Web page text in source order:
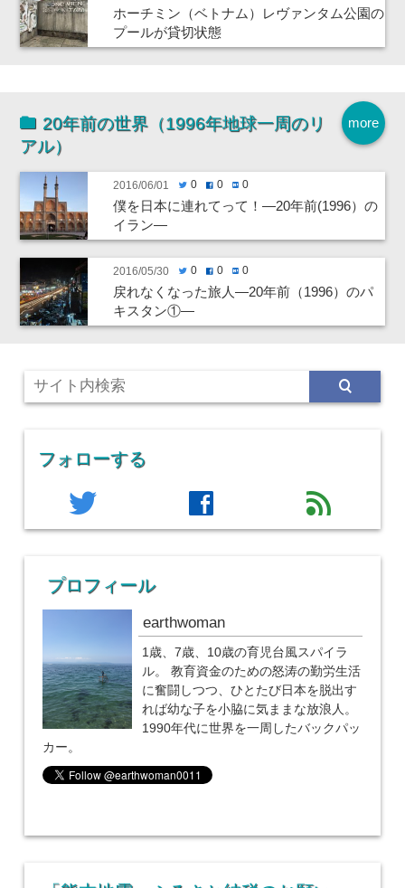
ホーチミン（ベトナム）レヴァンタム公園の
プールが貸切状態
more
20年前の世界（1996年地球一周のリ
アル）
2016/06/01 twitter0 facebook0 hatenabookmark0
僕を日本に連れてって！―20年前(1996）の
イラン―
2016/05/30 twitter0 facebook0 hatenabookmark0
戻れなくなった旅人―20年前（1996）のパ
キスタン①―
フォローする
twitter facebook feed
プロフィール
earthwoman
1歳、7歳、10歳の育児台風スパイラ
ル。 教育資金のための怒涛の勤労生活
に奮闘しつつ、ひとたび日本を脱出す
れば幼な子を小脇に気ままな放浪人。
1990年代に世界を一周したバックパッ
カー。